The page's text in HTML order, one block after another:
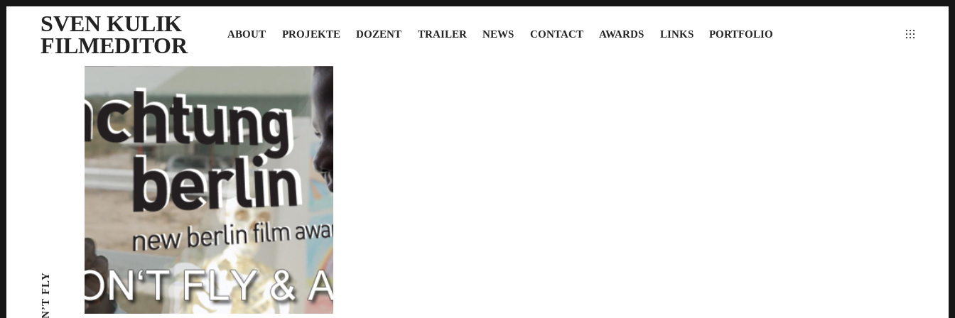
SVEN KULIK
FILMEDITOR
ABOUT PROJEKTE DOZENT TRAILER NEWS CONTACT AWARDS LINKS PORTFOLIO